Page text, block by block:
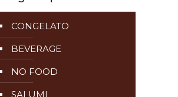
CONGELATO
BEVERAGE
NO FOOD
SALUMI